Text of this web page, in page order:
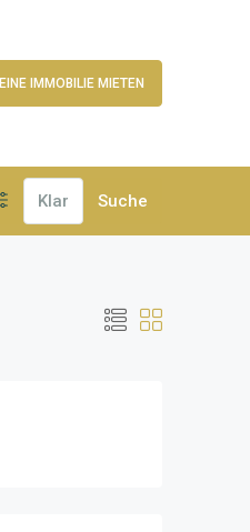
EINE IMMOBILIE MIETEN
Klar Suche